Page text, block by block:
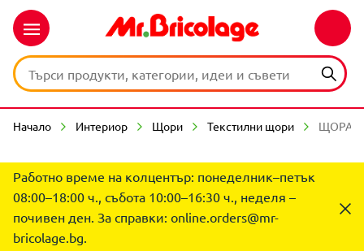
Начало Интериор Щори Текстилни щори ЩОРА
Работно време на колцентър: понеделник–петък
08:00–18:00 ч., събота 10:00–16:30 ч., неделя –
почивен ден. За справки: online.orders@mr-
bricolage.bg.